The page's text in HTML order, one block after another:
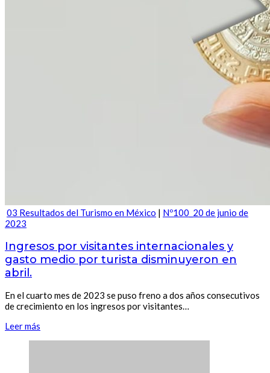
03 Resultados del Turismo en México | Nº100_20 de junio de
2023
Ingresos por visitantes internacionales y
gasto medio por turista disminuyeron en
abril.
En el cuarto mes de 2023 se puso freno a dos años consecutivos
de crecimiento en los ingresos por visitantes…
Leer más